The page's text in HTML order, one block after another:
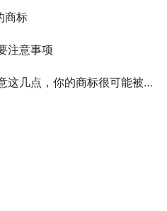
商标
注意事项
点，你的商标很可能被撤销！